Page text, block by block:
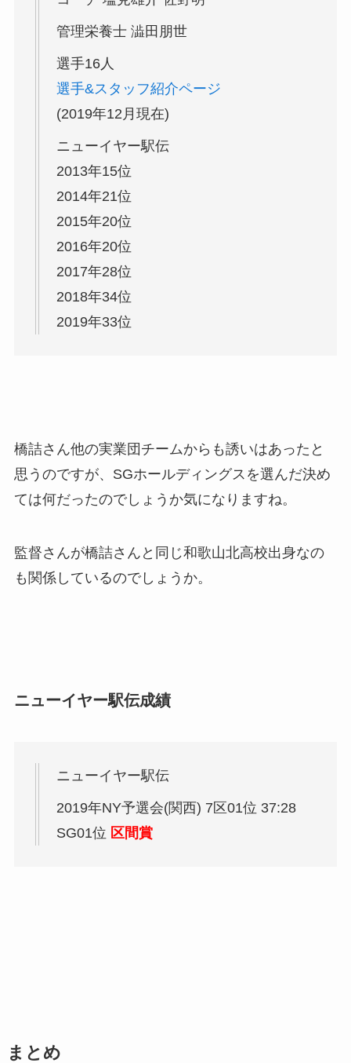
管理栄養士 澁田朋世
選手16人
選手&スタッフ紹介ページ
(2019年12月現在)
ニューイヤー駅伝
2013年15位
2014年21位
2015年20位
2016年20位
2017年28位
2018年34位
2019年33位
橋詰さん他の実業団チームからも誘いはあったと
思うのですが、SGホールディングスを選んだ決め
ては何だったのでしょうか気になりますね。
監督さんが橋詰さんと同じ和歌山北高校出身なの
も関係しているのでしょうか。
ニューイヤー駅伝成績
ニューイヤー駅伝
2019年NY予選会(関西) 7区01位 37:28
SG01位 区間賞
まとめ